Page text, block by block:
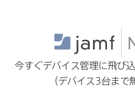
今すぐ​デバイス管理に​飛び
（デバイス 3台まで​